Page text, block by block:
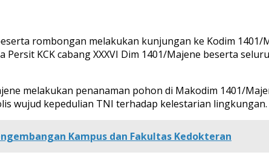
rombongan melakukan kunjungan ke Kodim
KCK cabang XXXVI Dim 1401/Majene beserta
melakukan penanaman pohon di Makodim 1401/
wujud kepedulian TNI terhadap kelestarian lingkungan.
Kampus dan Fakultas Kedokteran